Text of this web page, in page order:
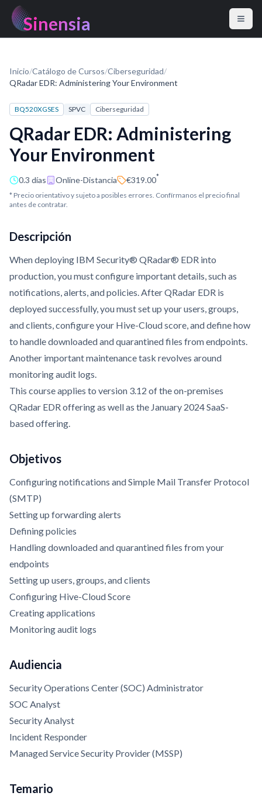
Sinensia
Inicio/Catálogo de Cursos/Ciberseguridad/
QRadar EDR: Administering Your Environment
BQ520XGSES SPVC Ciberseguridad
QRadar EDR: Administering
Your Environment
0.3 días Online-Distancia €319.00*
* Precio orientativo y sujeto a posibles errores. Confírmanos el precio final
antes de contratar.
Descripción
When deploying IBM Security® QRadar® EDR into
production, you must configure important details, such as
notifications, alerts, and policies. After QRadar EDR is
deployed successfully, you must set up your users, groups,
and clients, configure your Hive-Cloud score, and define how
to handle downloaded and quarantined files from endpoints.
Another important maintenance task revolves around
monitoring audit logs.
This course applies to version 3.12 of the on-premises
QRadar EDR offering as well as the January 2024 SaaS-
based offering.
Objetivos
Configuring notifications and Simple Mail Transfer Protocol
(SMTP)
Setting up forwarding alerts
Defining policies
Handling downloaded and quarantined files from your
endpoints
Setting up users, groups, and clients
Configuring Hive-Cloud Score
Creating applications
Monitoring audit logs
Audiencia
Security Operations Center (SOC) Administrator
SOC Analyst
Security Analyst
Incident Responder
Managed Service Security Provider (MSSP)
Temario